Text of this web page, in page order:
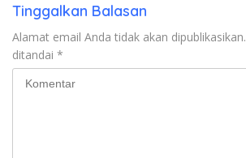
Tinggalkan Balasan
Alamat email Anda tidak akan dipublikasikan.
ditandai *